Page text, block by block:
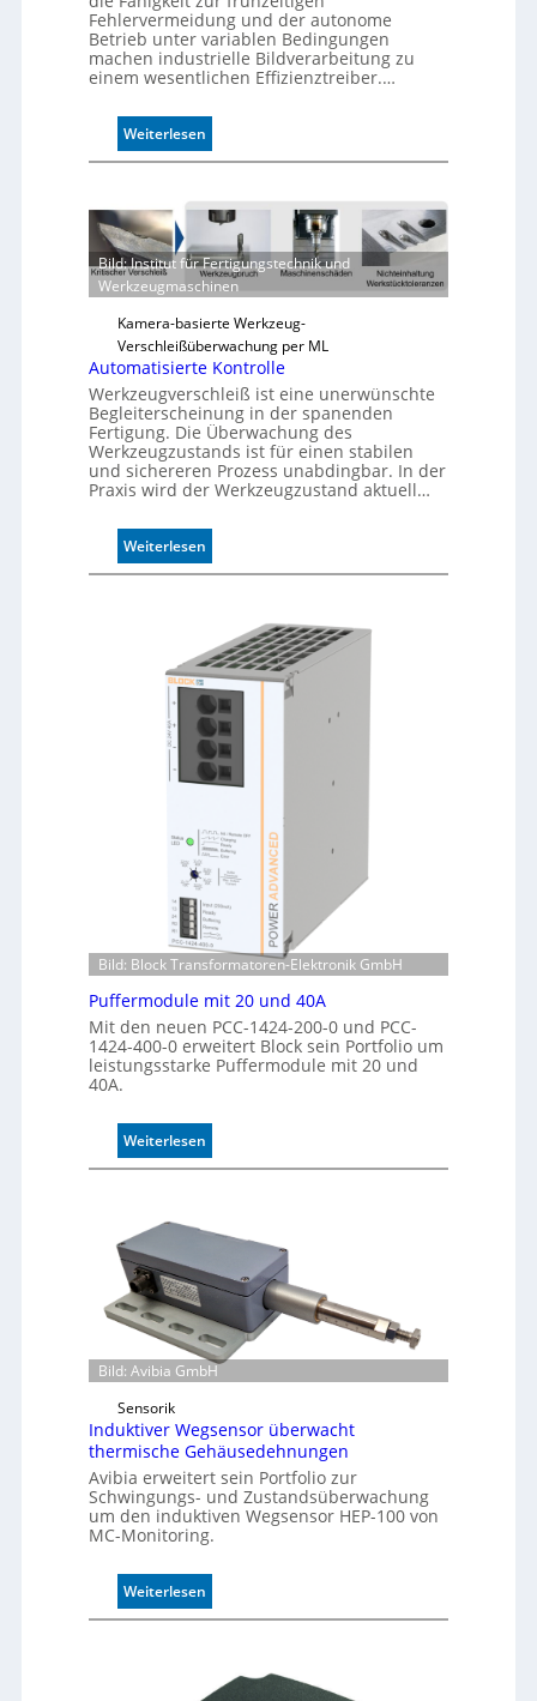
Fehlervermeidung und der autonome
Betrieb unter variablen Bedingungen
machen industrielle Bildverarbeitung zu
einem wesentlichen Effizienztreiber.…
Weiterlesen:
Z
v
e
r
l
ä
i
g
e
D
r
u
c
m
a
n
e
r
k
e
n
n
g
Bild: Institut für Fertigungstechnik und
Werkzeugmaschinen
Kamera-basierte Werkzeug-
Verschleißüberwachung per ML
Automatisierte Kontrolle
Werkzeugverschleiß ist eine unerwünschte
Begleiterscheinung in der spanenden
Fertigung. Die Überwachung des
Werkzeugzustands ist für einen stabilen
und sichereren Prozess unabdingbar. In der
Praxis wird der Werkzeugzustand aktuell…
Weiterlesen:
A
m
a
t
s
t
e
K
o
n
t
r
o
l
l
e
Bild: Block Transformatoren-Elektronik GmbH
Puffermodule mit 20 und 40A
Mit den neuen PCC-1424-200-0 und PCC-
1424-400-0 erweitert Block sein Portfolio um
leistungsstarke Puffermodule mit 20 und
40A.
Weiterlesen:
P
f
r
o
d
u
m
i
t
2
0
u
n
d
4
Bild: Avibia GmbH
Sensorik
Induktiver Wegsensor überwacht
thermische Gehäusedehnungen
Avibia erweitert sein Portfolio zur
Schwingungs- und Zustandsüberwachung
um den induktiven Wegsensor HEP-100 von
MC-Monitoring.
Weiterlesen:
I